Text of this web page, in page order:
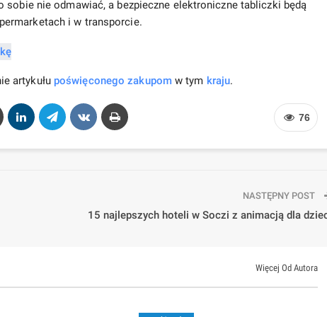
nie odmawiać, a bezpieczne elektroniczne tabliczki będą
i w transporcie.
artykułu poświęconego zakupomw tym kraju.
76
NASTĘPNY POST
15 najlepszych hoteli w Soczi z animacją dla
Więcej Od Autora